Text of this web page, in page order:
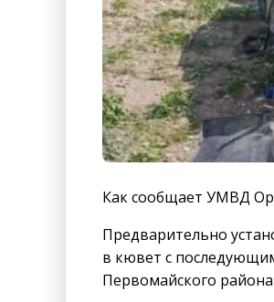
Как сообщает УМВД
Предварительно
в кювет с
Первомайского